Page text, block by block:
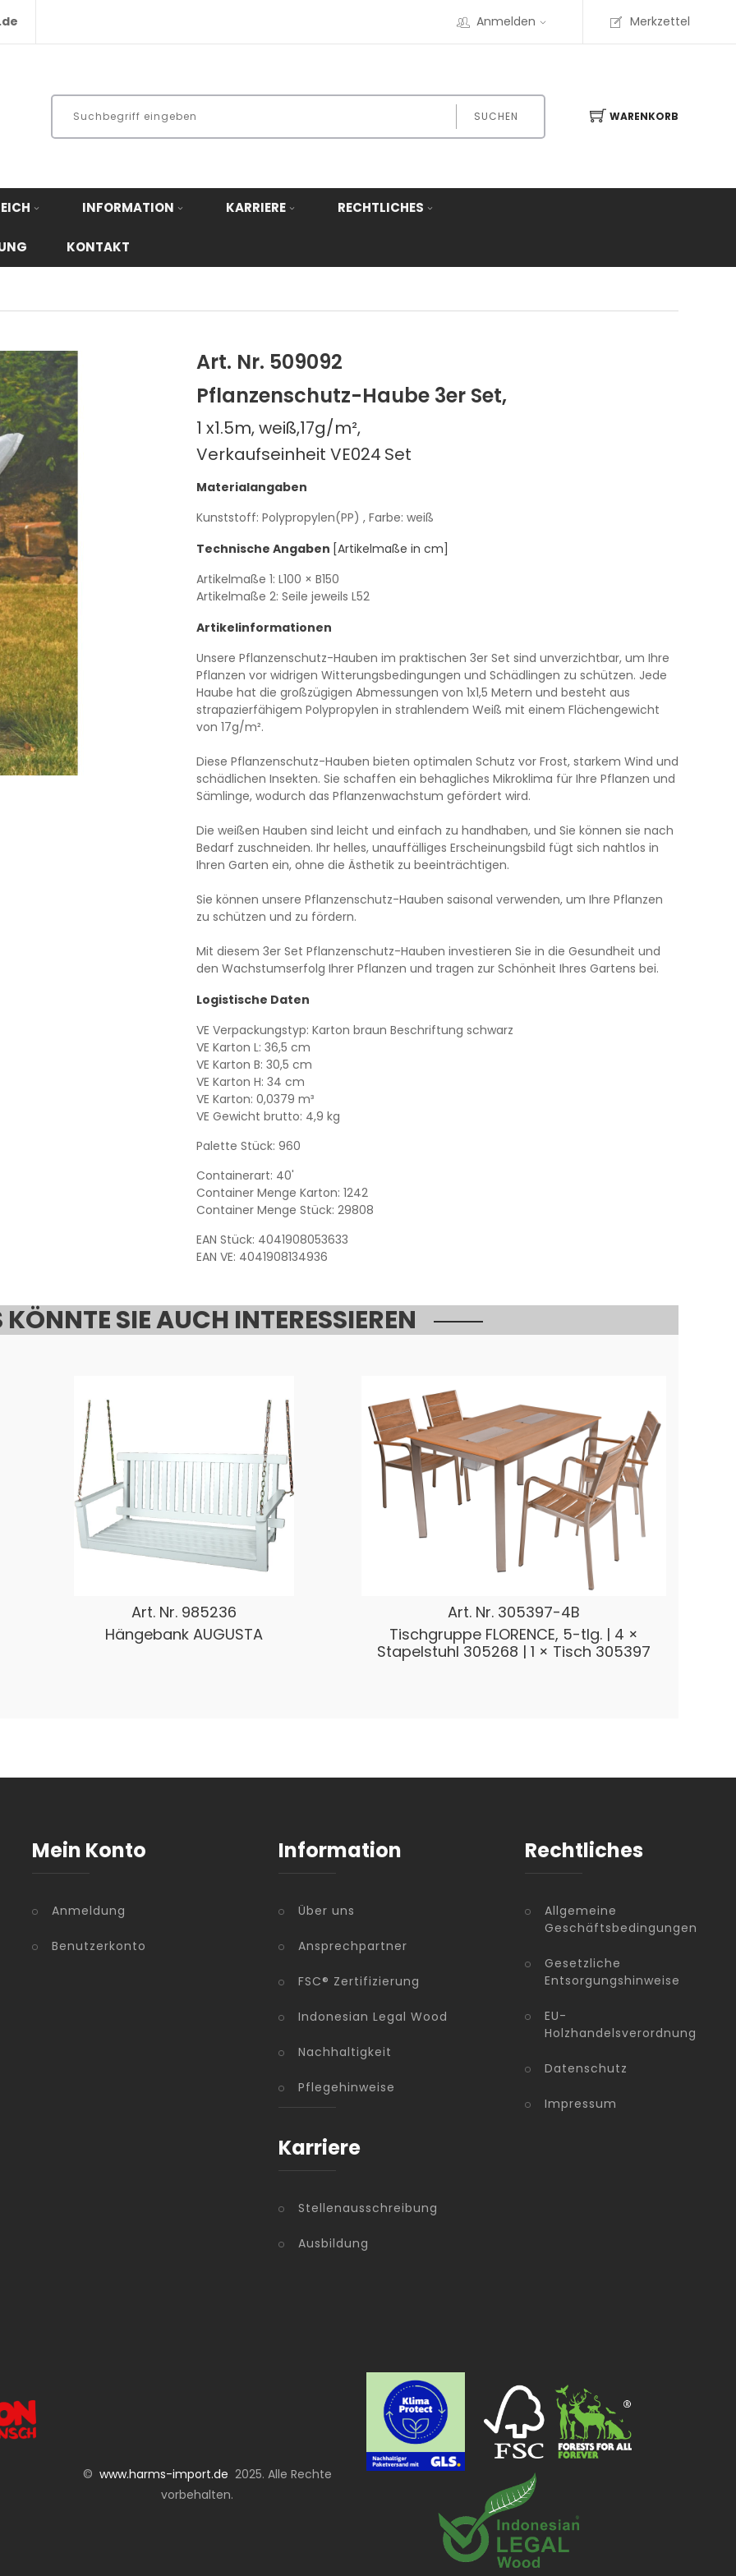
Anmelden Merkzettel
SUCHEN WARENKORB
INFORMATION KARRIERE RECHTLICHES
KONTAKT
Art. Nr. 509092
Pflanzenschutz-Haube 3er Set,
1 x1.5m, weiß,17g/m²,
Verkaufseinheit VE024 Set
Materialangaben
Kunststoff: Polypropylen(PP) , Farbe: weiß
Technische Angaben [Artikelmaße in cm]
Artikelmaße 1: L100 × B150
Artikelmaße 2: Seile jeweils L52
Artikelinformationen
Unsere Pflanzenschutz-Hauben im praktischen 3er Set sind unverzichtbar, um Ihre
Pflanzen vor widrigen Witterungsbedingungen und Schädlingen zu schützen. Jede
Haube hat die großzügigen Abmessungen von 1x1,5 Metern und besteht aus
strapazierfähigem Polypropylen in strahlendem Weiß mit einem Flächengewicht
von 17g/m².
Diese Pflanzenschutz-Hauben bieten optimalen Schutz vor Frost, starkem Wind und
schädlichen Insekten. Sie schaffen ein behagliches Mikroklima für Ihre Pflanzen und
Sämlinge, wodurch das Pflanzenwachstum gefördert wird.
Die weißen Hauben sind leicht und einfach zu handhaben, und Sie können sie nach
Bedarf zuschneiden. Ihr helles, unauffälliges Erscheinungsbild fügt sich nahtlos in
Ihren Garten ein, ohne die Ästhetik zu beeinträchtigen.
Sie können unsere Pflanzenschutz-Hauben saisonal verwenden, um Ihre Pflanzen
zu schützen und zu fördern.
Mit diesem 3er Set Pflanzenschutz-Hauben investieren Sie in die Gesundheit und
den Wachstumserfolg Ihrer Pflanzen und tragen zur Schönheit Ihres Gartens bei.
Logistische Daten
VE Verpackungstyp: Karton braun Beschriftung schwarz
VE Karton L: 36,5 cm
VE Karton B: 30,5 cm
VE Karton H: 34 cm
VE Karton: 0,0379 m³
VE Gewicht brutto: 4,9 kg
Palette Stück: 960
Containerart: 40'
Container Menge Karton: 1242
Container Menge Stück: 29808
EAN Stück: 4041908053633
EAN VE: 4041908134936
SIE AUCH INTERESSIEREN
Art. Nr. 985236
Hängebank AUGUSTA
Art. Nr. 305397-4B
Tischgruppe FLORENCE, 5-tlg. | 4 ×
Stapelstuhl 305268 | 1 × Tisch 305397
Mein Konto
Anmeldung
Benutzerkonto
Information
Über uns
Ansprechpartner
FSC® Zertifizierung
Indonesian Legal Wood
Nachhaltigkeit
Pflegehinweise
Karriere
Stellenausschreibung
Ausbildung
Rechtliches
Allgemeine
Geschäftsbedingungen
Gesetzliche
Entsorgungshinweise
EU-
Holzhandelsverordnung
Datenschutz
Impressum
© www.harms-import.de 2025. Alle Rechte
vorbehalten.